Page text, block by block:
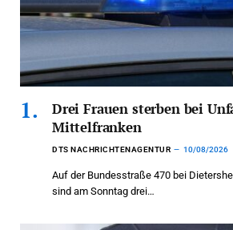
Drei Frauen sterben bei
Mittelfranken
DTS NACHRICHTENAGENTUR 10/08/2026
Auf der Bundesstraße 470 bei
sind am Sonntag drei…